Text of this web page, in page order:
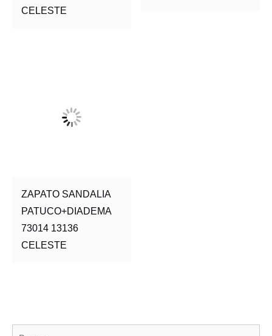
CELESTE
ZAPATO SANDALIA
PATUCO+DIADEMA
73014 13136
CELESTE